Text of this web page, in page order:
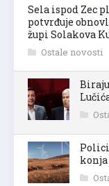
Sela ispod Zec
potvrđuje
župi Solakova
Ostale novosti
konja